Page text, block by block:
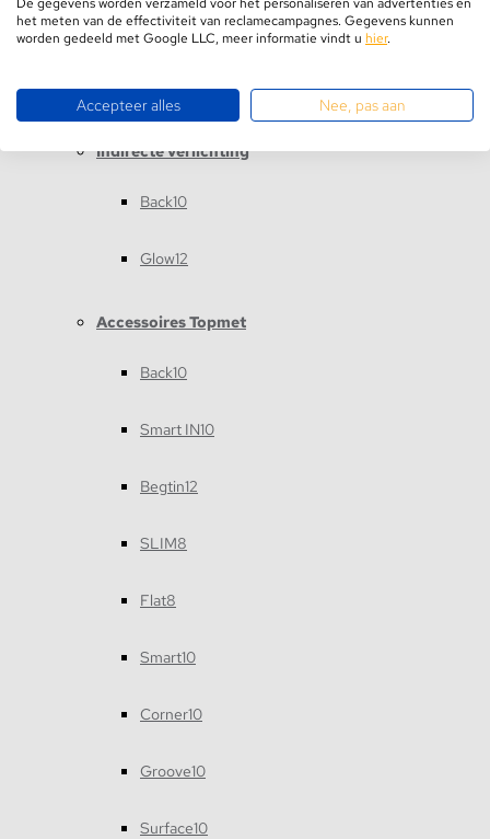
Buigbare LED Profielen
ARC12
Indirecte verlichting
Back10
Glow12
Accessoires Topmet
Back10
Smart IN10
Begtin12
SLIM8
Flat8
Smart10
Corner10
Groove10
Surface10
het meten van de effectiviteit van reclamecampagnes. Gegevens kunnen
worden gedeeld met Google LLC, meer informatie vindt u hier.
Accepteer alles Nee, pas aan